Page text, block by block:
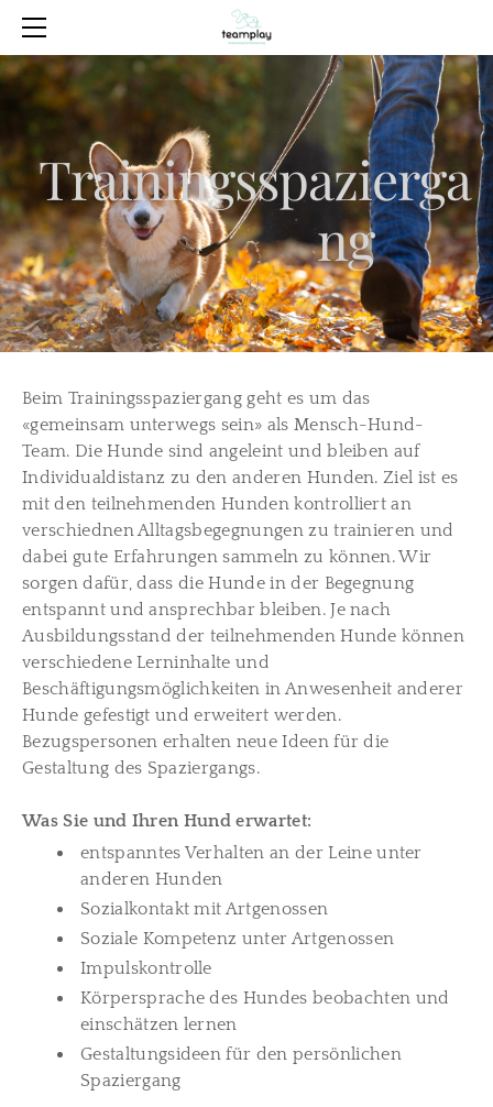
Trainingsspazierga
ng
Beim Trainingsspaziergang geht es um das
«gemeinsam unterwegs sein» als Mensch-Hund-
Team. Die Hunde sind angeleint und bleiben auf
Individualdistanz zu den anderen Hunden. Ziel ist es
mit den teilnehmenden Hunden kontrolliert an
verschiednen Alltagsbegegnungen zu trainieren und
dabei gute Erfahrungen sammeln zu können. Wir
sorgen dafür, dass die Hunde in der Begegnung
entspannt und ansprechbar bleiben. Je nach
Ausbildungsstand der teilnehmenden Hunde können
verschiedene Lerninhalte und
Beschäftigungsmöglichkeiten in Anwesenheit anderer
Hunde gefestigt und erweitert werden.
Bezugspersonen erhalten neue Ideen für die
Gestaltung des Spaziergangs.
Was Sie und Ihren Hund erwartet:
entspanntes Verhalten an der Leine unter
anderen Hunden
Sozialkontakt mit Artgenossen
Soziale Kompetenz unter Artgenossen
Impulskontrolle
Körpersprache des Hundes beobachten und
einschätzen lernen
Gestaltungsideen für den persönlichen
Spaziergang
HOME
ANGEBOT
ÜBER MICH
MEINE HUNDE
KONTAKT